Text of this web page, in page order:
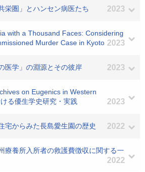
栄圏」とハンセン病医たち 2023
with a Thousand Faces: Considering
Murder Case in Kyoto 2023
医学」の淵源とその彼岸 2023
on Eugenics in Western
る優生学史研究・実践
2023
宅からみた長島愛生園の歴史 2022
療養所入所者の救護費徴収に関する一
2022